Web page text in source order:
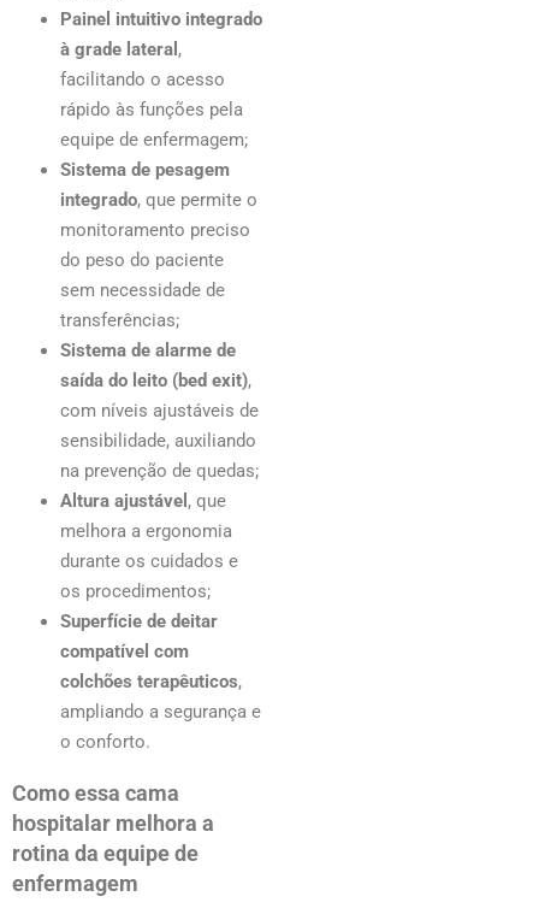
Painel intuitivo integrado
à grade lateral ,
facilitando o acesso
rápido às funções pela
equipe de enfermagem;
Sistema de pesagem
integrado, que permite o
monitoramento preciso
do peso do paciente
sem necessidade de
transferências;
Sistema de alarme de
saída do leito (bed exit),
com níveis ajustáveis de
sensibilidade, auxiliando
na prevenção de quedas;
Altura ajustável , que
melhora a ergonomia
durante os cuidados e
os procedimentos;
Superfície de deitar
compatível com
colchões terapêuticos,
ampliando a segurança e
o conforto.
Como essa cama
hospitalar melhora a
rotina da equipe de
enfermagem